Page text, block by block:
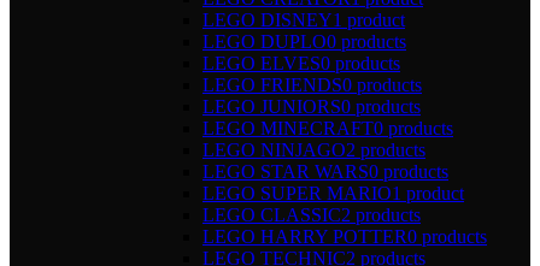
LEGO DISNEY1 product
LEGO DUPLO0 products
LEGO ELVES0 products
LEGO FRIENDS0 products
LEGO JUNIORS0 products
LEGO MINECRAFT0 products
LEGO NINJAGO2 products
LEGO STAR WARS0 products
LEGO SUPER MARIO1 product
LEGO CLASSIC2 products
LEGO HARRY POTTER0 products
LEGO TECHNIC2 products